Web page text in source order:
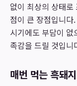
없이 최상의 상태
점이 큰 장점입니
시기에도 부담이
족감을 드릴 것입니
매번 먹는 흑돼